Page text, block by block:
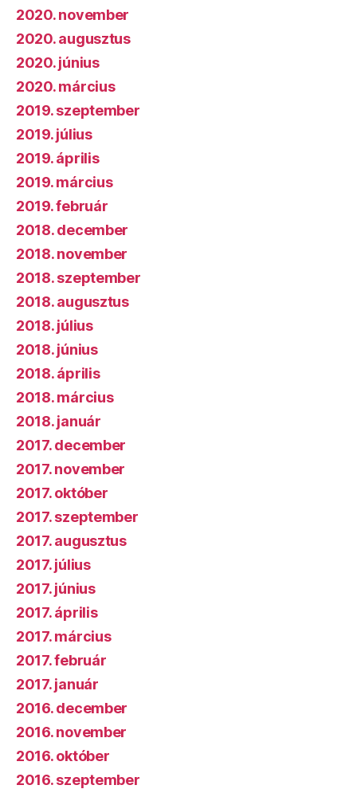
2020. november
2020. augusztus
2020. június
2020. március
2019. szeptember
2019. július
2019. április
2019. március
2019. február
2018. december
2018. november
2018. szeptember
2018. augusztus
2018. július
2018. június
2018. április
2018. március
2018. január
2017. december
2017. november
2017. október
2017. szeptember
2017. augusztus
2017. július
2017. június
2017. április
2017. március
2017. február
2017. január
2016. december
2016. november
2016. október
2016. szeptember